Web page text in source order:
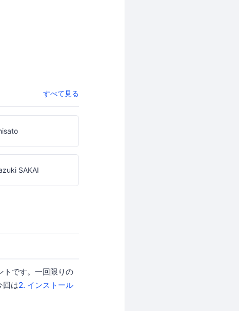
すべて見る
SAKAI
トです。一回限りの
回は2. インストール